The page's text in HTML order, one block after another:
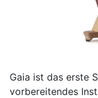
Gaia ist das erste
vorbereitendes